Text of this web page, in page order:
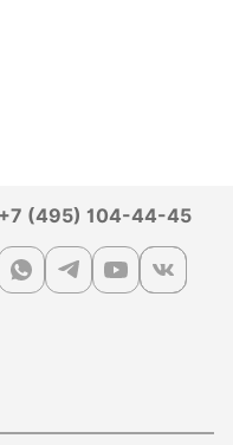
+7 (495) 104-44-45